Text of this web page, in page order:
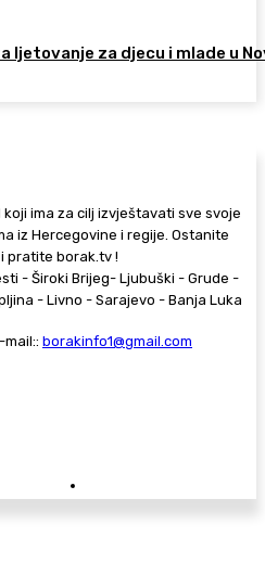
ljetovanje za djecu i mlade u
ima za cilj izvještavati sve svoje
iz Hercegovine i regije. Ostanite
pratite borak.tv !
- Široki Brijeg- Ljubuški - Grude -
- Livno - Sarajevo - Banja Luka
borakinfo1@gmail.com